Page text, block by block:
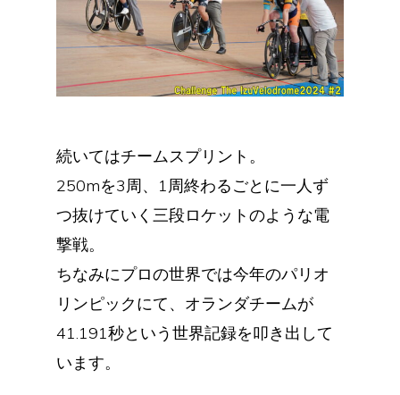
続いてはチームスプリント。
250mを3周、1周終わるごとに一人ず
つ抜けていく三段ロケットのような電
撃戦。
ちなみにプロの世界では今年のパリオ
リンピックにて、オランダチームが
41.191秒という世界記録を叩き出して
います。